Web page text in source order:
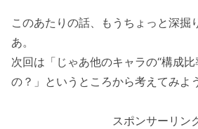
このあたりの話、もうちょっと深掘
あ。
次回は「じゃあ他のキャラの“構成
の？」というところから考えてみよ
スポンサーリン